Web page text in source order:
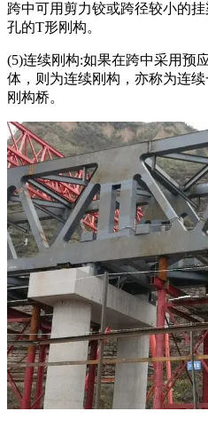
跨中可用剪力铰或跨径较小的
孔的T形刚构。
(5)连续刚构:如果在跨中采用预
体，则为连续刚构，亦称为连
刚构桥。